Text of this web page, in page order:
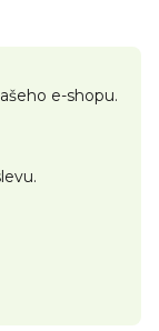
kombinaci
zdroj vlákniny
pouze
a
pyré 14 %,
*kokosová
0,8 %,
e-shopu.